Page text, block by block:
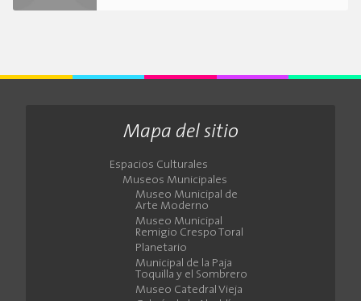
Mapa del sitio
Espacios Culturales
Museos Municipales
Museo Municipal de
Arte Moderno
Museo Municipal
Remigio Crespo Toral
Planetario
Municipal de la Paja
Toquilla y el Sombrero
Museo Catedral Vieja